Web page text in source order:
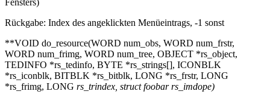
Rückgabe: Index des angeklickten Menüeintrags, -1 sonst
**VOID do_resource(WORD num_obs, WORD num_frstr,
WORD num_frimg, WORD num_tree, OBJECT *rs_object,
TEDINFO *rs_tedinfo, BYTE *rs_strings[], ICONBLK
*rs_iconblk, BITBLK *rs_bitblk, LONG *rs_frstr, LONG
*rs_frimg, LONG rs_trindex, struct foobarrs_imdope)